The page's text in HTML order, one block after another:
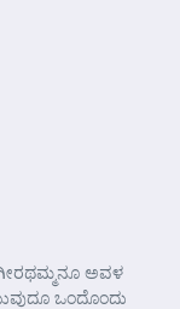
ಅವಳ
ಒಂದೊಂದು